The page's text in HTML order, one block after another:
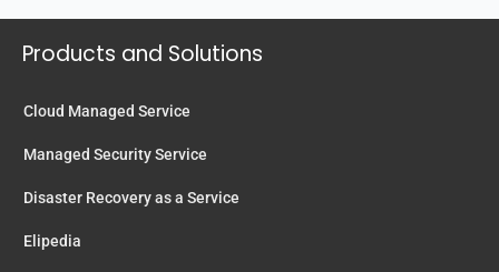
Products and Solutions
Cloud Managed Service
Managed Security Service
Disaster Recovery as a Service
Elipedia